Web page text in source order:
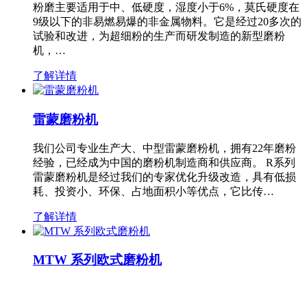
粉磨主要适用于中、低硬度，湿度小于6%，莫氏硬度在
9级以下的非易燃易爆的非金属物料。它是经过20多次的
试验和改进，为超细粉的生产而研发制造的新型磨粉
机，…
了解详情
雷蒙磨粉机
我们公司专业生产大、中型雷蒙磨粉机，拥有22年磨粉
经验，已经成为中国的磨粉机制造商和供应商。 R系列
雷蒙磨粉机是经过我们的专家优化升级改造，具有低损
耗、投资小、环保、占地面积小等优点，它比传…
了解详情
MTW 系列欧式磨粉机